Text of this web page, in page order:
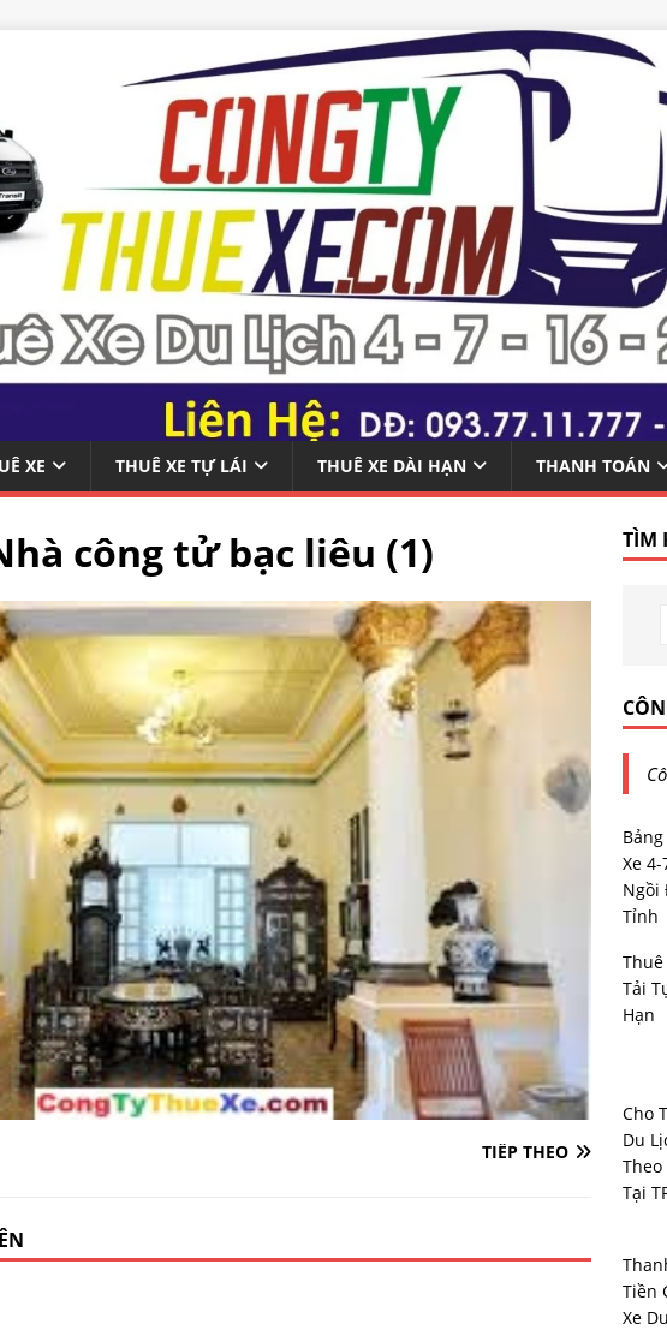
XE THUÊ XE TỰ LÁI THUÊ XE DÀI HẠN THANH TOÁN
công tử bạc liêu (1)
TIẾP THEO
TÌM
Xe
Ngồi
Tỉnh
Thuê
Tải
Hạn
Cho
Du
Theo
Tại
Tiền
Xe